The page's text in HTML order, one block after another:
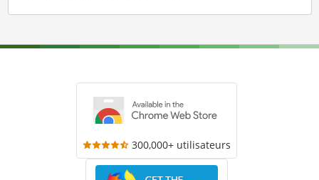
300,000+ utilisateurs